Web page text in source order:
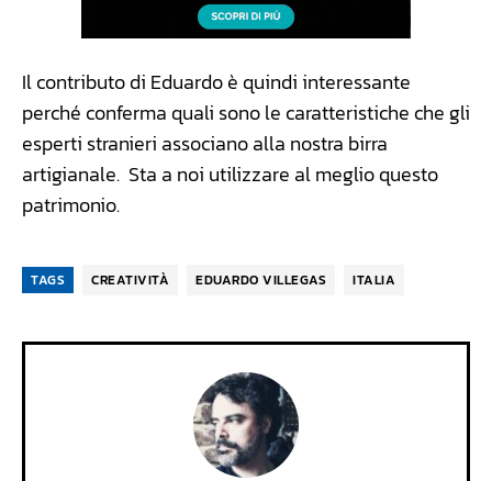
Il contributo di Eduardo è quindi interessante
perché conferma quali sono le caratteristiche che gli
esperti stranieri associano alla nostra birra
artigianale. Sta a noi utilizzare al meglio questo
patrimonio.
TAGS CREATIVITÀ EDUARDO VILLEGAS ITALIA